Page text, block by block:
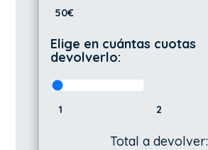
50€
Elige en cuántas cuotas
devolverlo:
1 2
Total a devolver: